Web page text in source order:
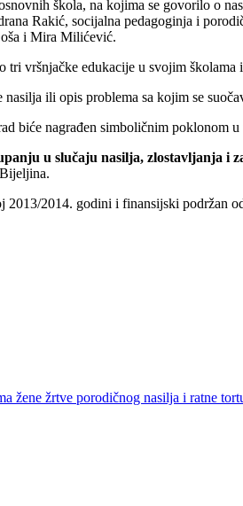
škola, na kojima se govorilo o
Rakić, socijalna pedagoginja i
i Mira Milićević.
vršnjačke edukacije u svojim
ili opis problema sa kojim se
biće nagrađen simboličnim poklonom
u slučaju nasilja, zlostavljanja i
2014. godini i finansijski podržan
žene žrtve porodičnog nasilja i ratne